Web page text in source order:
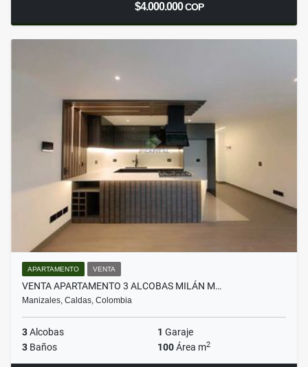
$4.000.000COP
APARTAMENTO VENTA
VENTA APARTAMENTO 3 ALCOBAS MILÁN M…
Manizales, Caldas, Colombia
3Alcobas 1 Garaje
3 Baños 100Área m2